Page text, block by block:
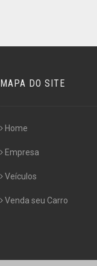
MAPA DO SITE
Home
Empresa
Veículos
Venda seu Carro